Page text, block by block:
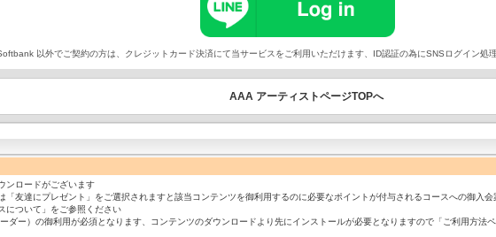
以外でご契約の方は、クレジットカード決済にて当サービスをご利用いただけます、ID認証の為にSNSログイン処
AAA アーティストページTOPへ
ンロードがございます
友達にプレゼント」をご選択されますと該当コンテンツを御利用するのに必要なポイントが付与されるコースへの御入会
について」をご参照ください
ダー）の御利用が必須となります、コンテンツのダウンロードより先にインストールが必要となりますので「ご利用方法